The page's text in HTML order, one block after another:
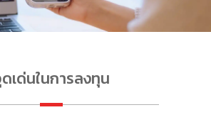
เด่นในการลงทุน